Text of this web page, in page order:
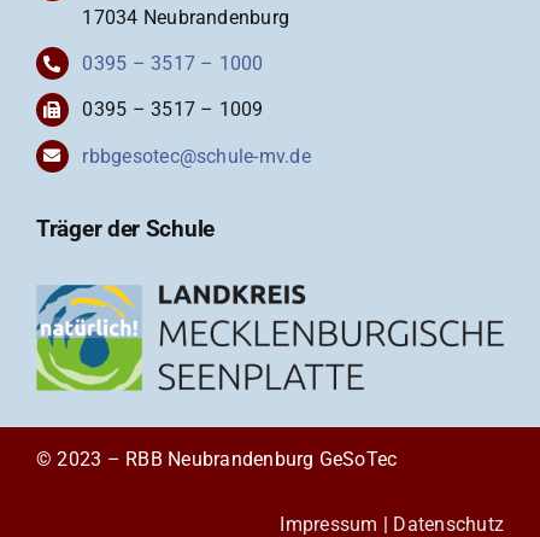
17034 Neubrandenburg
0395 – 3517 – 1000
0395 – 3517 – 1009
rbbgesotec@schule-mv.de
Träger der Schule
© 2023 – RBB Neubrandenburg GeSoTec
Impressum Datenschutz